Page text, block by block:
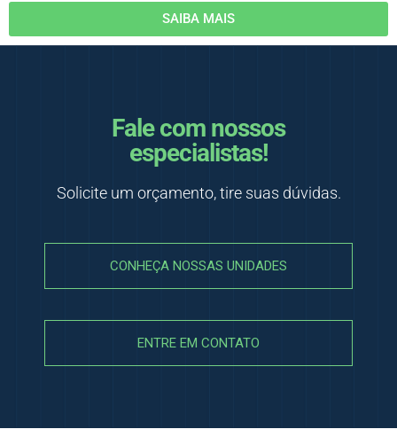
SAIBA MAIS
Fale com nossos
especialistas!
Solicite um orçamento, tire suas dúvidas.
CONHEÇA NOSSAS UNIDADES
ENTRE EM CONTATO